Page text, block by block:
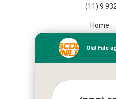
(11) 9
Home
Missão
Mapa
Olá! Fale